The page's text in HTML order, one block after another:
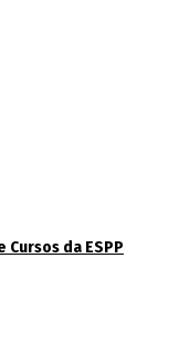
da ESPP